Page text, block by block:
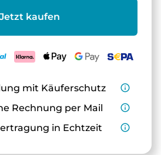
Jetzt kaufen
mit Käuferschutz
info_outline
Rechnung per Mail
info_outline
in Echtzeit info_outline